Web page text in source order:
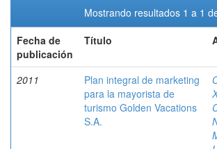
Mostrando resultados 1 a 1
Fecha de
publicación
Título
2011
Plan integral de marketing
para la mayorista de
turismo Golden Vacations
S.A.